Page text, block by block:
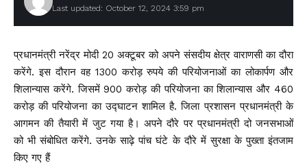
Last updated: October 12, 2024 3:59 pm
प्रधानमंत्री नरेंद्र मोदी 20 अक्टूबर को अपने संसदीय क्षेत्र वाराणसी का दौरा
करेंगे. इस दौरान वह 1300 करोड़ रुपये की परियोजनाओं का लोकार्पण और
शिलान्यास करेंगे. जिसमें 900 करोड़ की परियोजना का शिलान्यास और 460
करोड़ की परियोजना का उद्घाटन शामिल है. जिला प्रशासन प्रधानमंत्री के
आगमन की तैयारी में जुट गया है। अपने दौरे पर प्रधानमंत्री दो जनसभाओं
को भी संबोधित करेंगे. उनके साढ़े पांच घंटे के दौरे में सुरक्षा के पुख्ता इंतजाम
किए गए हैं